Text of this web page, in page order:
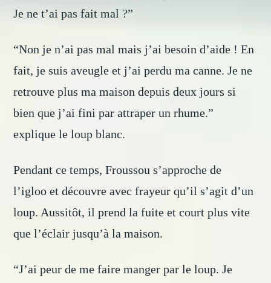
Je ne t’ai pas fait mal ?”
“Non je n’ai pas mal mais j’ai besoin d’aide ! En
fait, je suis aveugle et j’ai perdu ma canne. Je ne
retrouve plus ma maison depuis deux jours si
bien que j’ai fini par attraper un rhume.”
explique le loup blanc.
Pendant ce temps, Froussou s’approche de
l’igloo et découvre avec frayeur qu’il s’agit d’un
loup. Aussitôt, il prend la fuite et court plus vite
que l’éclair jusqu’à la maison.
“J’ai peur de me faire manger par le loup. Je